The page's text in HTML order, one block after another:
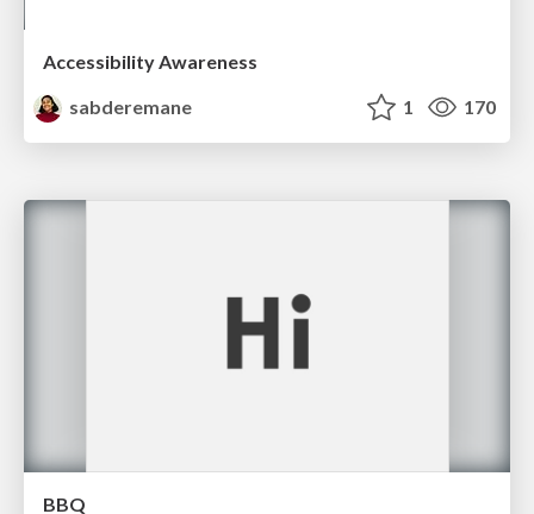
Accessibility Awareness
sabderemane
1 170
BBQ